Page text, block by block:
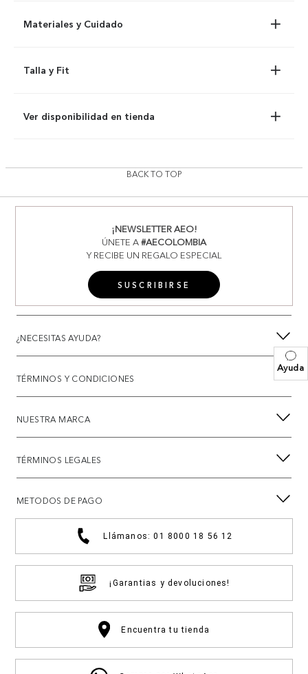
Ayuda
Materiales y Cuidado
Talla y Fit
Ver disponibilidad en tienda
BACK TO TOP
¡NEWSLETTER AEO!
ÚNETE A#AECOLOMBIA
Y RECIBE UN REGALO ESPECIAL
SUSCRIBIRSE
¿NECESITAS AYUDA?
TÉRMINOS Y CONDICIONES
NUESTRA MARCA
TÉRMINOS LEGALES
METODOS DE PAGO
Llámanos: 01 8000 18 56 12
¡Garantias y devoluciones!
Encuentra tu tienda